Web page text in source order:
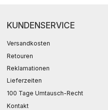
KUNDENSERVICE
Versandkosten
Retouren
Reklamationen
Lieferzeiten
100 Tage Umtausch-Recht
Kontakt